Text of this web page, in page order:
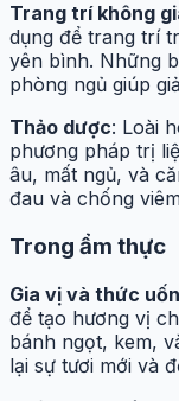
Trang trí không
dụng để trang trí
yên bình. Những
phòng ngủ giúp
Thảo dược: Loài
phương pháp trị
âu, mất ngủ, và
đau và chống
Trong ẩm thực
Gia vị và thức
để tạo hương vị
bánh ngọt, kem,
lại sự tươi mới và